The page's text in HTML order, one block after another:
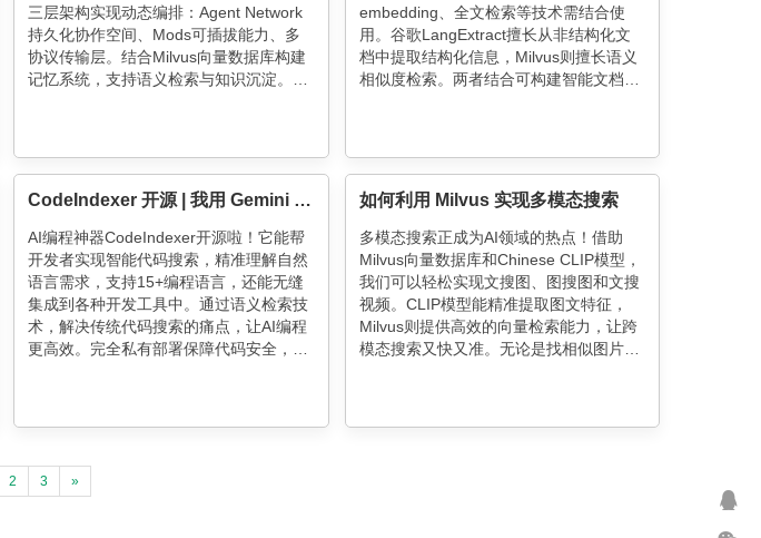
三层架构实现动态编排：Agent Network
持久化协作空间、Mods可插拔能力、多
协议传输层。结合Milvus向量数据库构建
记忆系统，支持语义检索与知识沉淀。案
embedding、全文检索等技术需结合使
用。谷歌LangExtract擅长从非结构化文
档中提取结构化信息，Milvus则擅长语义
相似度检索。两者结合可构建智能文档处
CodeIndexer 开源 | 我用 Gemini CLI+Milvus，做了个替代Cursor的AI coding神器
AI编程神器CodeIndexer开源啦！它能帮
开发者实现智能代码搜索，精准理解自然
语言需求，支持15+编程语言，还能无缝
集成到各种开发工具中。通过语义检索技
术，解决传统代码搜索的痛点，让AI编程
更高效。完全私有部署保障代码安全，
如何利用 Milvus 实现多模态搜索
多模态搜索正成为AI领域的热点！借助
Milvus向量数据库和Chinese CLIP模型，
我们可以轻松实现文搜图、图搜图和文搜
视频。CLIP模型能精准提取图文特征，
Milvus则提供高效的向量检索能力，让跨
模态搜索又快又准。无论是找相似图片，
2 3 »